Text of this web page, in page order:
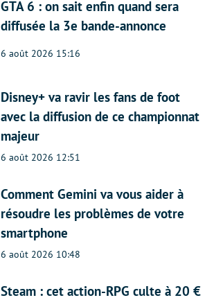
GTA 6 : on sait enfin quand sera
diffusée la 3e bande-annonce
6 août 2026 15:16
Disney+ va ravir les fans de foot
avec la diffusion de ce championnat
majeur
6 août 2026 12:51
Comment Gemini va vous aider à
résoudre les problèmes de votre
smartphone
6 août 2026 10:48
Steam : cet action-RPG culte à 20 €